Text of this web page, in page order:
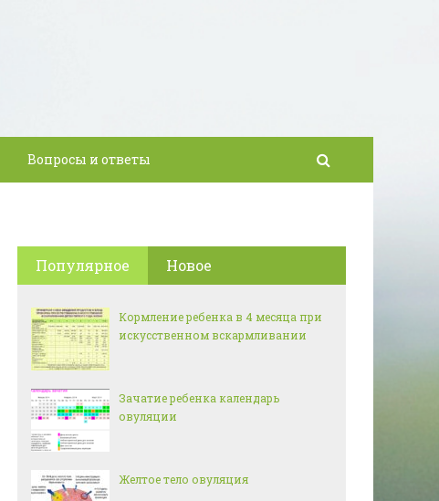
Вопросы и ответы
Популярное Новое
Кормление ребенка в 4 месяца при
искусственном вскармливании
Зачатие ребенка календарь
овуляции
Желтое тело овуляция